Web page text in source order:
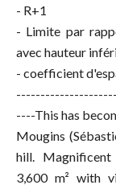
- R+1
- Limite par
avec hauteur
- coefficient
----This has
Mougins
hill.
3,600 m² with